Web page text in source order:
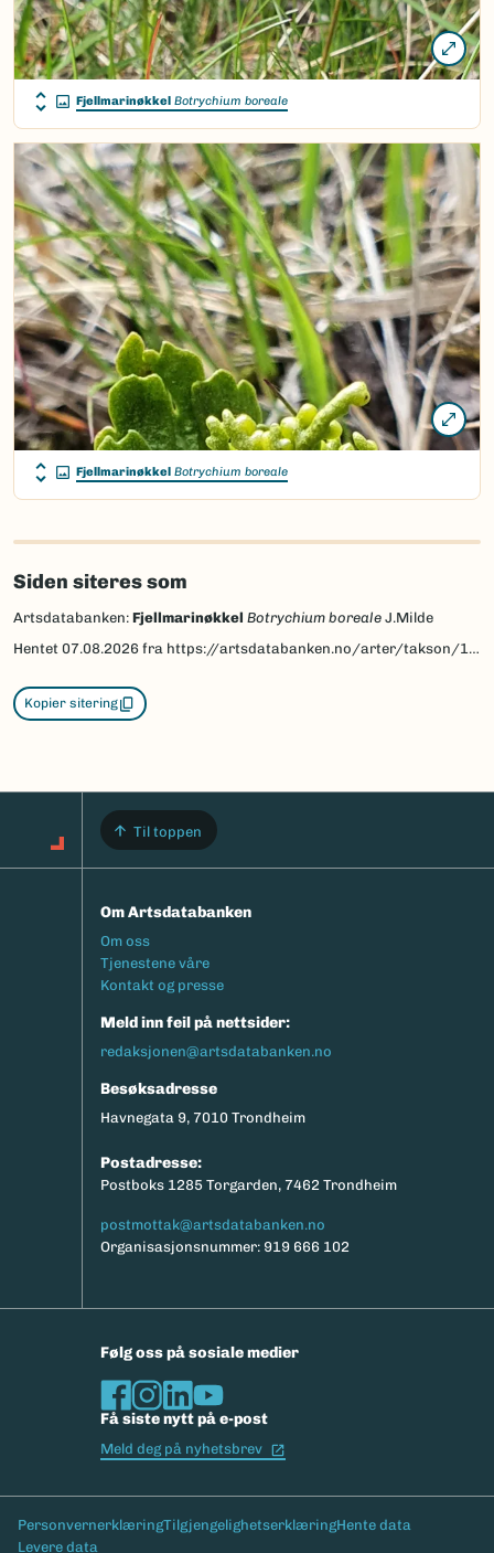
Fjellmarinøkkel Botrychium boreale
Fjellmarinøkkel Botrychium boreale
Siden siteres som
Artsdatabanken: Fjellmarinøkkel Botrychium boreale J.Milde
Hentet 07.08.2026 fra https://artsdatabanken.no/arter/takson/130992
Kopier sitering
Til toppen
Om Artsdatabanken
Footermeny
Om oss
Tjenestene våre
Kontakt og presse
Meld inn feil på nettsider:
redaksjonen@artsdatabanken.no
Besøksadresse
Havnegata 9, 7010 Trondheim
Postadresse:
Postboks 1285 Torgarden, 7462 Trondheim
postmottak@artsdatabanken.no
Organisasjonsnummer: 919 666 102
Følg oss på sosiale medier
Få siste nytt på e-post
Meld deg på nyhetsbrev
Bunntekst
PersonvernerklæringTilgjengelighetserklæringHente data
Levere data